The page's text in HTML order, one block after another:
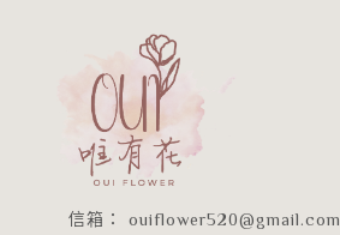
ouiflower520@gmail.com